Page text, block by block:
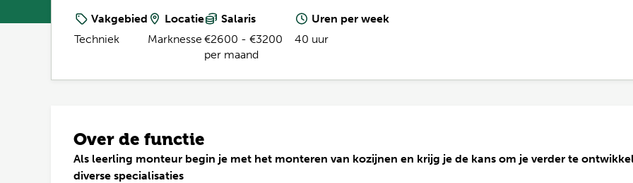
Vakgebied
Techniek
Locatie
Marknesse
Salaris
€2600 - €3200
per maand
Uren per week
40 uur
Over de functie
Als leerling monteur begin je met het monteren van kozijnen en krijg je de kans om je verder te
diverse specialisaties